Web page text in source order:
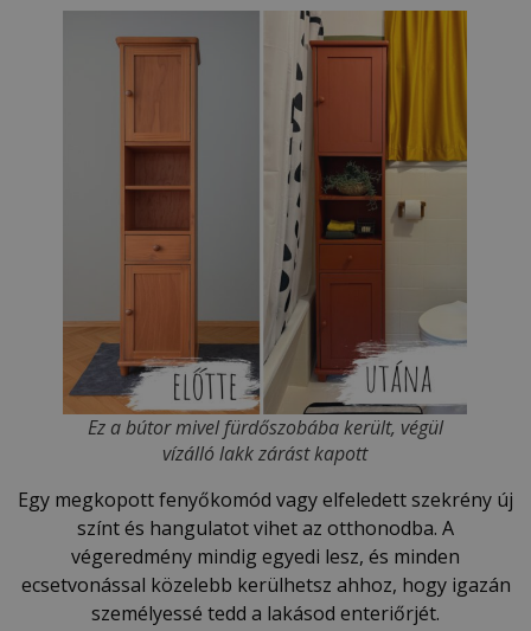
Ez a bútor mivel fürdőszobába került, végül
vízálló lakk zárást kapott
Egy megkopott fenyőkomód vagy elfeledett szekrény új
színt és hangulatot vihet az otthonodba. A
végeredmény mindig egyedi lesz, és minden
ecsetvonással közelebb kerülhetsz ahhoz, hogy igazán
személyessé tedd a lakásod enteriőrjét.